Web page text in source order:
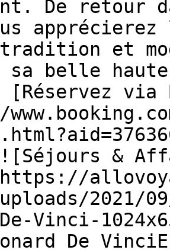
De retour
apprécierez
et
sa belle
[Réservez via
&
2021/
De-Vinci-
De